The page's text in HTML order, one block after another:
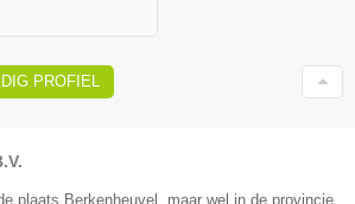
PROFIEL
plaats Berkenheuvel, maar wel in de provincie